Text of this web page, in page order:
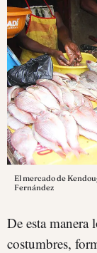
El mercado de
Fernández
De esta manera
costumbres,